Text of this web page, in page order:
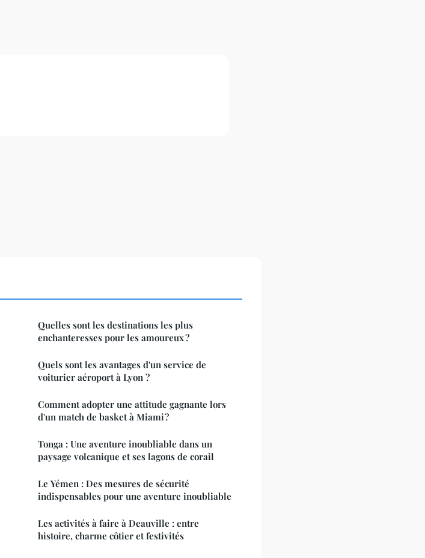
Quelles sont les destinations les plus
enchanteresses pour les amoureux ?
Quels sont les avantages d'un service de
voiturier aéroport à Lyon ?
Comment adopter une attitude gagnante lors
d'un match de basket à Miami ?
Tonga : Une aventure inoubliable dans un
paysage volcanique et ses lagons de corail
Le Yémen : Des mesures de sécurité
indispensables pour une aventure inoubliable
Les activités à faire à Deauville : entre
histoire, charme côtier et festivités